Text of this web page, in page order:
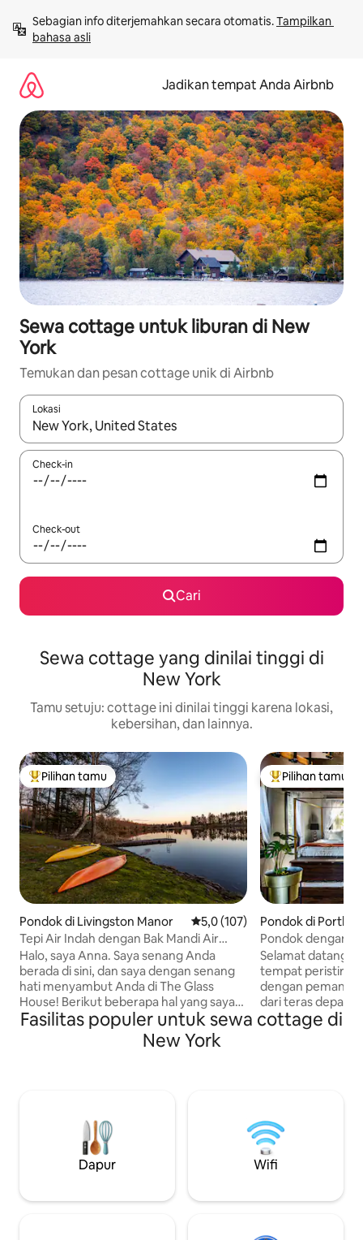
langsung
lihat
Sebagian info diterjemahkan secara otomatis. Tampilkan
bahasa asli
Jadikan tempat Anda Airbnb
Sewa cottage untuk liburan di New
York
Temukan dan pesan cottage unik di Airbnb
Lokasi
Jika hasil yang dicari tersedia, telusuri dengan tombol panah
Check-in
Check-out
Cari
Sewa cottage yang dinilai tinggi di
New York
Tamu setuju: cottage ini dinilai tinggi karena lokasi,
kebersihan, dan lainnya.
Pilihan tamu terpopuler
Pilihan tamu
Pondok di Livingston Manor Nilai rata-rata 5,0 dari 5, 107
5,0 (107)
Tepi Air Indah dengan Bak Mandi Air
Panas dan Area Permainan
Halo, saya Anna. Saya senang Anda
berada di sini, dan saya dengan senang
hati menyambut Anda di The Glass
House! Berikut beberapa hal yang saya
pikir akan sangat Anda nikmati tentang
sangat menyukai: Lokasi tepi danau yang
setelah hiking atau menjelajah Tata letak
yang sempurna untuk keluarga – dua
lantai yang luas dengan ruang
permainan/media dan beranda berpagar
mudah dan aman ke perairan untuk
Pilihan tamu
Pilihan tamu
Pondok di
Pondok dengan
untuk 4 orang ·
Anggur
Selamat datang
tempat
dengan
dari teras depan
belakang terbuka
menyaksikan
efisien lengkap
sendiri atau
Mainstay kami
sebelah untuk
yang damai.
Fasilitas populer untuk sewa cottage di
New York
Dapur Wifi